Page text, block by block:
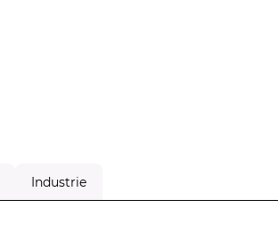
Industrie